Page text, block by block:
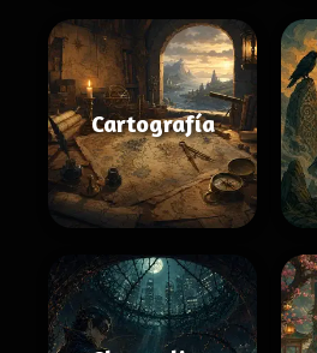
Cartografía